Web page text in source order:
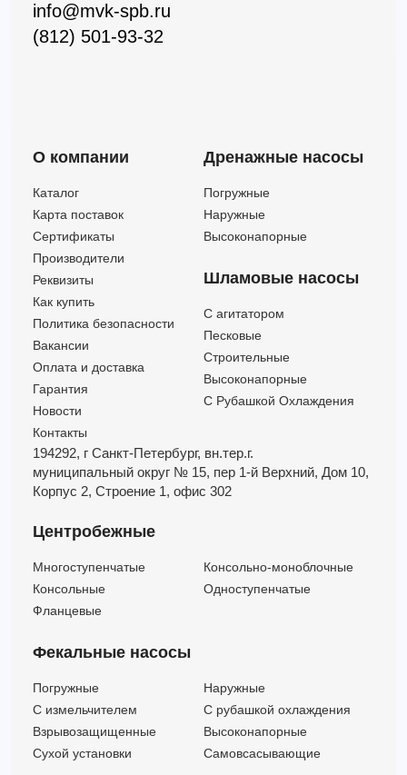
info@mvk-spb.ru
(812) 501-93-32
О компании
Каталог
Карта поставок
Сертификаты
Производители
Реквизиты
Как купить
Политика безопасности
Вакансии
Оплата и доставка
Гарантия
Новости
Контакты
Дренажные насосы
Погружные
Наружные
Высоконапорные
Шламовые насосы
C агитатором
Песковые
Строительные
Высоконапорные
С Рубашкой Охлаждения
194292, г Санкт-Петербург, вн.тер.г.
муниципальный округ № 15, пер 1-й Верхний, Дом 10,
Корпус 2, Строение 1, офис 302
Центробежные
Многоступенчатые
Консольно-моноблочные
Консольные
Одноступенчатые
Фланцевые
Фекальные насосы
Погружные
Наружные
C измельчителем
С рубашкой охлаждения
Взрывозащищенные
Высоконапорные
Сухой установки
Самовсасывающие